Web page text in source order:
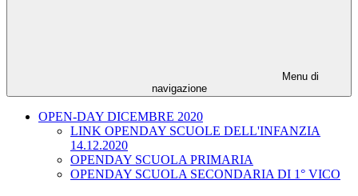
Menu di
navigazione
OPEN-DAY DICEMBRE 2020
LINK OPENDAY SCUOLE DELL'INFANZIA
14.12.2020
OPENDAY SCUOLA PRIMARIA
OPENDAY SCUOLA SECONDARIA DI 1° VICO